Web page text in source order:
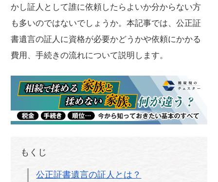
かし証人として誰に依頼したらよいか分からない方
も多いのではないでしょうか。本記事では、公正証
書遺言の証人に資格が必要かどうかや依頼にかかる
費用、手続きの流れについて説明します。
もくじ
公正証書遺言の証人とは？